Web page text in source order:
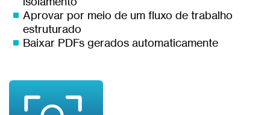
Aprovar por meio de um ﬂuxo de trabalho
estruturado
Baixar PDFs gerados automaticamente